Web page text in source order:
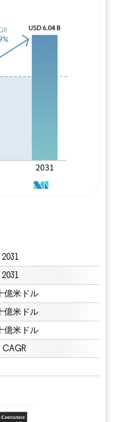
億米ドル
億米ドル
億米ドル
CAGR
BY 4.0の表示が必要です。